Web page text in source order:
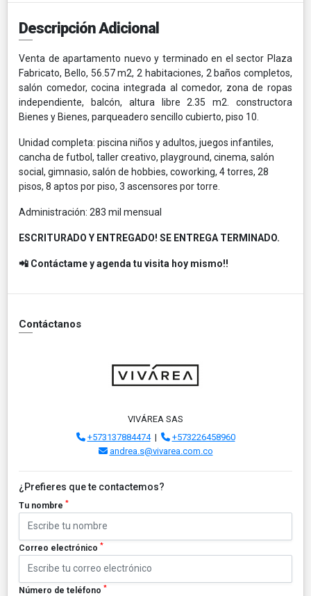
Descripción Adicional
Venta de apartamento nuevo y terminado en el sector Plaza
Fabricato, Bello, 56.57 m2, 2 habitaciones, 2 baños completos,
salón comedor, cocina integrada al comedor, zona de ropas
independiente, balcón, altura libre 2.35 m2. constructora
Bienes y Bienes, parqueadero sencillo cubierto, piso 10.
Unidad completa: piscina niños y adultos, juegos infantiles,
cancha de futbol, taller creativo, playground, cinema, salón
social, gimnasio, salón de hobbies, coworking, 4 torres, 28
pisos, 8 aptos por piso, 3 ascensores por torre.
Administración: 283 mil mensual
ESCRITURADO Y ENTREGADO! SE ENTREGA TERMINADO.
📲 Contáctame y agenda tu visita hoy mismo!!
Contáctanos
VIVÁREA SAS
+573137884474|
+573226458960
andrea.s@vivarea.com.co
¿Prefieres que te contactemos?
Tu nombre *
Correo electrónico *
Número de teléfono *